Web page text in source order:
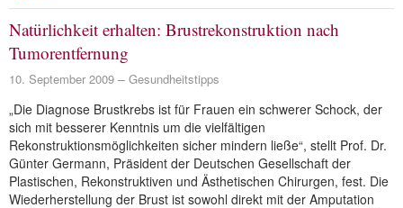
Natürlichkeit erhalten: Brustrekonstruktion nach
Tumorentfernung
10. September 2009 Gesundheitstipps
„Die Diagnose Brustkrebs ist für Frauen ein schwerer Schock, der
sich mit besserer Kenntnis um die vielfältigen
Rekonstruktionsmöglichkeiten sicher mindern ließe“, stellt Prof. Dr.
Günter Germann, Präsident der Deutschen Gesellschaft der
Plastischen, Rekonstruktiven und Ästhetischen Chirurgen, fest. Die
Wiederherstellung der Brust ist sowohl direkt mit der Amputation